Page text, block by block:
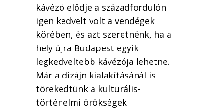
kávézó elődje a századfordulón
igen kedvelt volt a vendégek
körében, és azt szeretnénk, ha a
hely újra Budapest egyik
legkedveltebb kávézója lehetne.
Már a dizájn kialakításánál is
törekedtünk a kulturális-
történelmi örökségek